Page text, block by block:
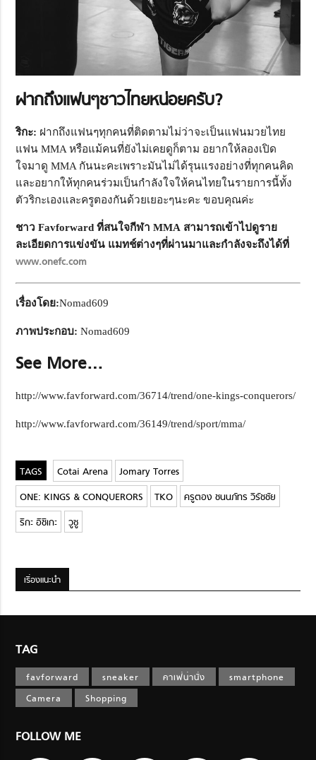
ฝากถึงแฟนๆชาวไทยหน่อยครับ?
ริกะ: ฝากถึงแฟนๆทุกคนที่ติดตามไม่ว่าจะเป็นแฟนมวยไทย
แฟน MMA หรือแม้คนที่ยังไม่เคยดูก็ตาม อยากให้ลองเปิด
ใจมาดู MMA กันนะคะเพราะมันไม่ได้รุนแรงอย่างที่ทุกคนคิด
และอยากให้ทุกคนร่วมเป็นกำลังใจให้คนไทยในรายการนี้ทั้ง
ตัวริกะเองและครูตองกันด้วยเยอะๆนะคะ ขอบคุณค่ะ
ชาว Favforward ที่สนใจกีฬา MMA สามารถเข้าไปดูราย
ละเอียดการแข่งขัน แมทช์ต่างๆที่ผ่านมาและกำลังจะถึงได้ที่
www.onefc.com
เรื่องโดย:Nomad609
ภาพประกอบ: Nomad609
See More…
http://www.favforward.com/36714/trend/one-kings-conquerors/
http://www.favforward.com/36149/trend/sport/mma/
Cotai Arena
Jomary Torres
ONE: KINGS & CONQUERORS
TKO
ครูตอง ชนนภัทร วิรัชชัย
ริกะ อิชิเกะ
วูซู
เรื่องแนะนำ
TAG
favforward sneaker คาเฟ่น่านั่ง
smartphone
Camera
Shopping
FOLLOW ME